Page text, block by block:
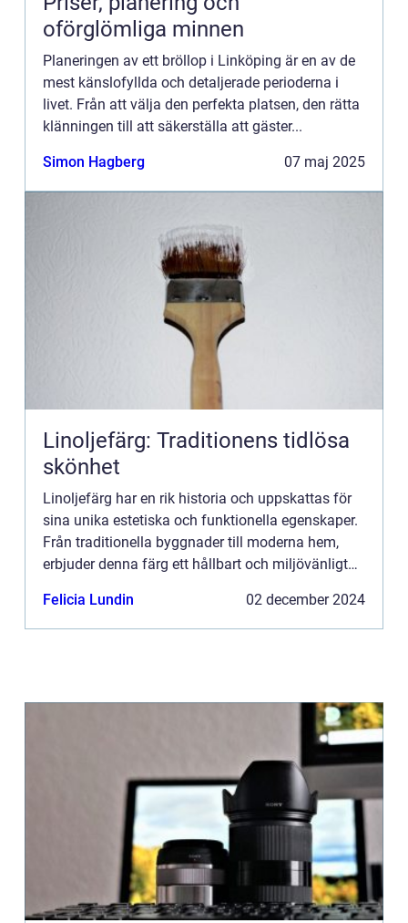
oförglömliga minnen
Planeringen av ett bröllop i Linköping är en av de
mest känslofyllda och detaljerade perioderna i
livet. Från att välja den perfekta platsen, den rätta
klänningen till att säkerställa att gäster...
Simon Hagberg 07 maj 2025
Linoljefärg: Traditionens tidlösa
skönhet
Linoljefärg har en rik historia och uppskattas för
sina unika estetiska och funktionella egenskaper.
Från traditionella byggnader till moderna hem,
erbjuder denna färg ett hållbart och miljövänligt
Felicia Lundin 02 december 2024